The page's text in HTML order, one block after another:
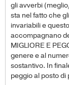
gli avverbi
sta nel fatto che
invariabili e
accompagnano
MIGLIORE E
genere e al
sostantivo. In
peggio al posto